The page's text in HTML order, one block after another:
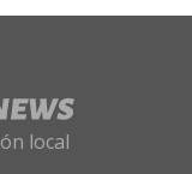
local